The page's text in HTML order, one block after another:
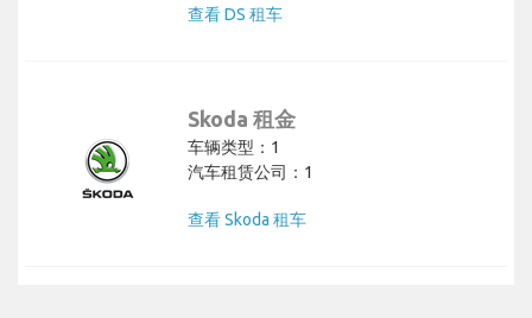
查看 DS 租车
Skoda 租金
车辆类型：1
汽车租赁公司：1
查看 Skoda 租车